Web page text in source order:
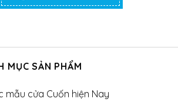
MỤC SẢN PHẨM
mẫu cửa Cuốn hiện Nay